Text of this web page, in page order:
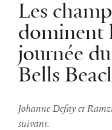
Les
dominent
journée
Bells
Johanne Defay et
suivant.